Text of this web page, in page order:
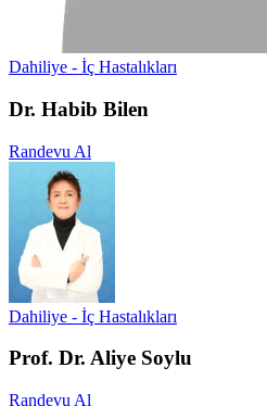
Dahiliye - İç Hastalıkları
Dr. Habib Bilen
Randevu Al
Dahiliye - İç Hastalıkları
Prof. Dr. Aliye Soylu
Randevu Al